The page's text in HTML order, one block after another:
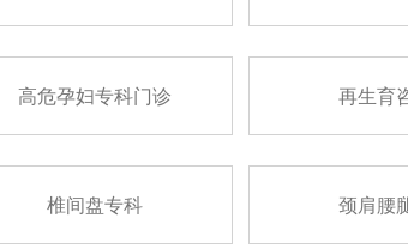
高危孕妇专科门诊 再生育
椎间盘专科 颈肩腰